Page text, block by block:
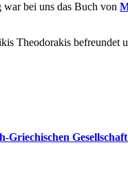
war bei uns das Buch von
Theodorakis befreundet
Griechischen